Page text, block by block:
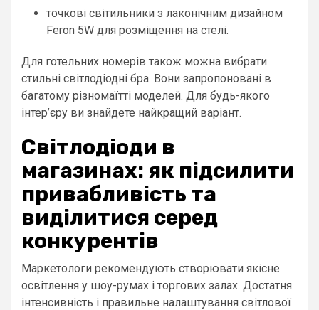
точкові світильники з лаконічним дизайном
Feron 5W для розміщення на стелі.
Для готельних номерів також можна вибрати
стильні світлодіодні бра. Вони запропоновані в
багатому різномаїтті моделей. Для будь-якого
інтер’єру ви знайдете найкращий варіант.
Світлодіоди в
магазинах: як підсилити
привабливість та
виділитися серед
конкурентів
Маркетологи рекомендують створювати якісне
освітлення у шоу-румах і торгових залах. Достатня
інтенсивність і правильне налаштування світлової